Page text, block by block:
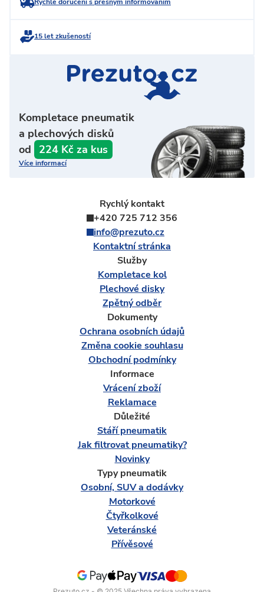
15 let zkušeností
Kompletace pneumatik
a plechových disků
od
224 Kč za kus
Více informací
Rychlý kontakt
+420 725 712 356
info@prezuto.cz
Kontaktní stránka
Služby
Kompletace kol
Plechové disky
Zpětný odběr
Dokumenty
Ochrana osobních údajů
Změna cookie souhlasu
Obchodní podmínky
Informace
Vrácení zboží
Reklamace
Důležité
Stáří pneumatik
Jak filtrovat pneumatiky?
Novinky
Typy pneumatik
Osobní, SUV a dodávky
Motorkové
Čtyřkolkové
Veteránské
Přívěsové